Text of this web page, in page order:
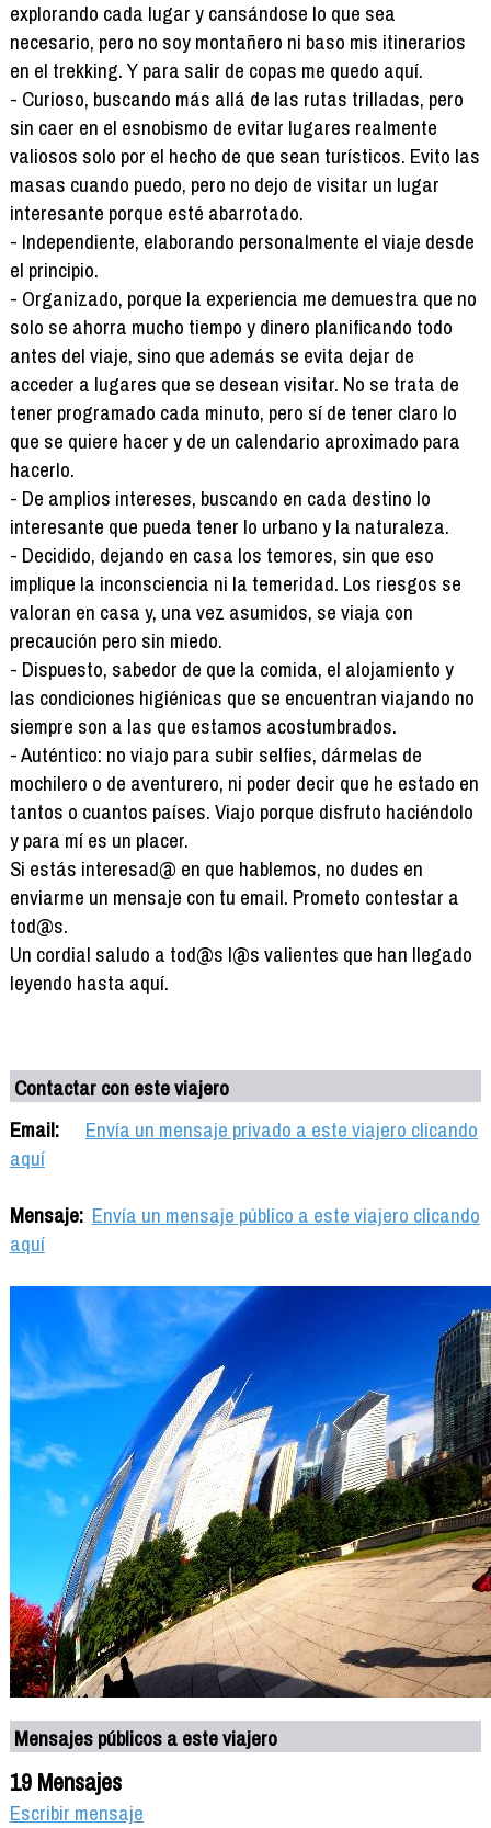
explorando cada lugar y cansándose lo que sea
necesario, pero no soy montañero ni baso mis itinerarios
en el trekking. Y para salir de copas me quedo aquí.
- Curioso, buscando más allá de las rutas trilladas, pero
sin caer en el esnobismo de evitar lugares realmente
valiosos solo por el hecho de que sean turísticos. Evito las
masas cuando puedo, pero no dejo de visitar un lugar
interesante porque esté abarrotado.
- Independiente, elaborando personalmente el viaje desde
el principio.
- Organizado, porque la experiencia me demuestra que no
solo se ahorra mucho tiempo y dinero planificando todo
antes del viaje, sino que además se evita dejar de
acceder a lugares que se desean visitar. No se trata de
tener programado cada minuto, pero sí de tener claro lo
que se quiere hacer y de un calendario aproximado para
hacerlo.
- De amplios intereses, buscando en cada destino lo
interesante que pueda tener lo urbano y la naturaleza.
- Decidido, dejando en casa los temores, sin que eso
implique la inconsciencia ni la temeridad. Los riesgos se
valoran en casa y, una vez asumidos, se viaja con
precaución pero sin miedo.
- Dispuesto, sabedor de que la comida, el alojamiento y
las condiciones higiénicas que se encuentran viajando no
siempre son a las que estamos acostumbrados.
- Auténtico: no viajo para subir selfies, dármelas de
mochilero o de aventurero, ni poder decir que he estado en
tantos o cuantos países. Viajo porque disfruto haciéndolo
y para mí es un placer.
Si estás interesad@ en que hablemos, no dudes en
enviarme un mensaje con tu email. Prometo contestar a
tod@s.
Un cordial saludo a tod@s l@s valientes que han llegado
leyendo hasta aquí.
Contactar con este viajero
Email:
Envía un mensaje privado a este viajero clicando
aquí
Mensaje: Envía un mensaje público a este viajero clicando
aquí
Mensajes públicos a este viajero
19 Mensajes
Escribir mensaje